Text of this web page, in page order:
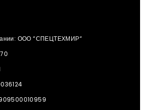
ООО “СПЕЦТЕХМИР“